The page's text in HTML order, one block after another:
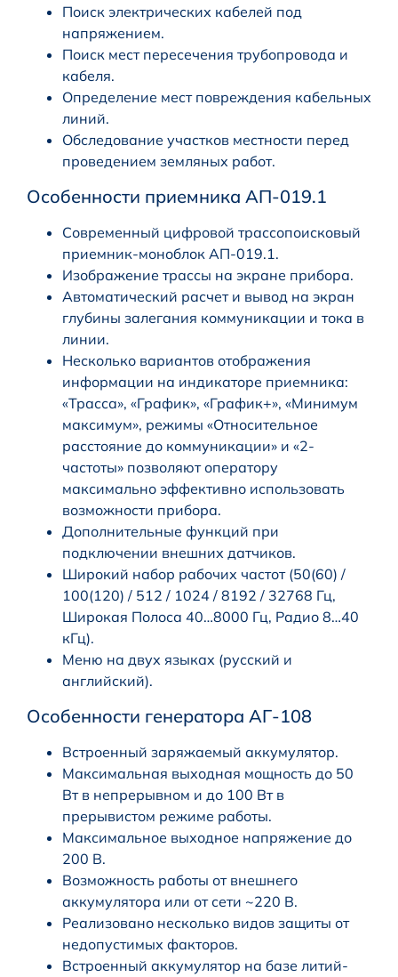
Поиск электрических кабелей под
напряжением.
Поиск мест пересечения трубопровода и
кабеля.
Определение мест повреждения кабельных
линий.
Обследование участков местности перед
проведением земляных работ.
Особенности приемника АП-019.1
Современный цифровой трассопоисковый
приемник-моноблок АП-019.1.
Изображение трассы на экране прибора.
Автоматический расчет и вывод на экран
глубины залегания коммуникации и тока в
линии.
Несколько вариантов отображения
информации на индикаторе приемника:
«Трасса», «График», «График+», «Минимум
максимум», режимы «Относительное
расстояние до коммуникации» и «2-
частоты» позволяют оператору
максимально эффективно использовать
возможности прибора.
Дополнительные функций при
подключении внешних датчиков.
Широкий набор рабочих частот (50(60) /
100(120) / 512 / 1024 / 8192 / 32768 Гц,
Широкая Полоса 40…8000 Гц, Радио 8…40
кГц).
Меню на двух языках (русский и
английский).
Особенности генератора АГ-108
Встроенный заряжаемый аккумулятор.
Максимальная выходная мощность до 50
Вт в непрерывном и до 100 Вт в
прерывистом режиме работы.
Максимальное выходное напряжение до
200 В.
Возможность работы от внешнего
аккумулятора или от сети ~220 В.
Реализовано несколько видов защиты от
недопустимых факторов.
Встроенный аккумулятор на базе литий-